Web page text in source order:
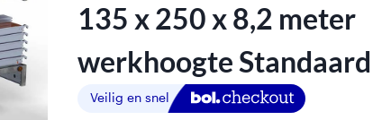
135 x 250 x 8,2 meter
werkhoogte Standaard